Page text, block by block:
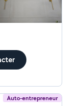
Auto-entrepreneur